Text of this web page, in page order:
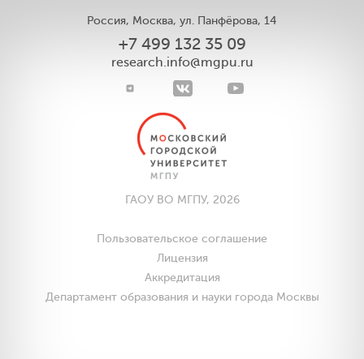
Россия, Москва, ул. Панфёрова, 14
+7 499 132 35 09
research.info@mgpu.ru
ГАОУ ВО МГПУ, 2026
Пользовательское соглашение
Лицензия
Аккредитация
Департамент образования и науки города Москвы